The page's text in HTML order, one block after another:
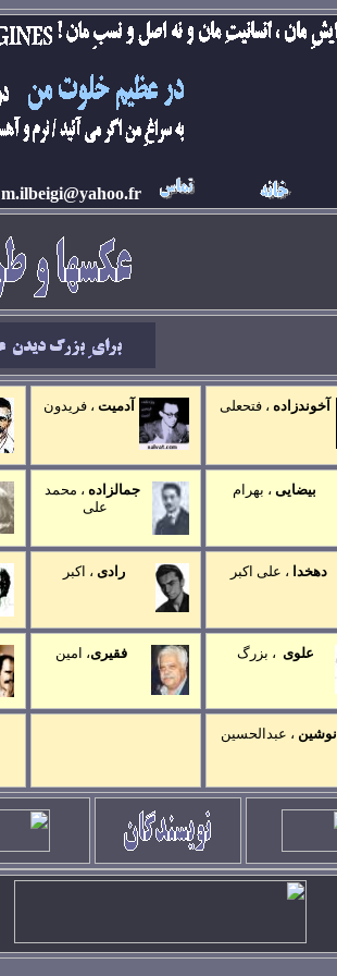
m.ilbeigi@yahoo.fr
آخوندزاده ، فتحعلی آدميت ، فريدون
بيضايی ، بهرام جمالزاده ، محمد
علی
دهخدا ، علی اکبر رادی ، اکبر
علوی ، بزرگ فقيری، امين
نوشين ، عبدالحسين